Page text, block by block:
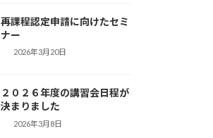
再課程認定申請に向けたセミ
ナー
2026年3月20日
２０２６年度の講習会日程が
決まりました
2026年3月8日